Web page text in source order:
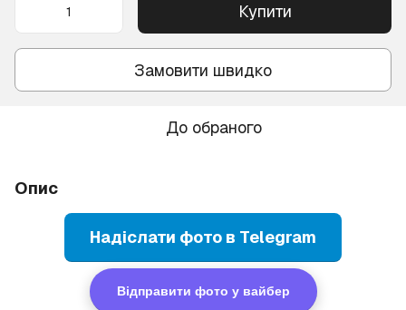
Купити
Замовити швидко
До обраного
Опис
Надіслати фото в Telegram
Відправити фото у вайбер